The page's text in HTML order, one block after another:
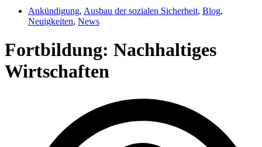
Ankündigung, Ausbau der sozialen Sicherheit, Blog,
Neuigkeiten, News
Fortbildung: Nachhaltiges
Wirtschaften